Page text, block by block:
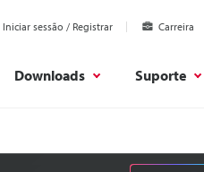
Iniciar sessão / Registrar Carreira
Downloads Suporte